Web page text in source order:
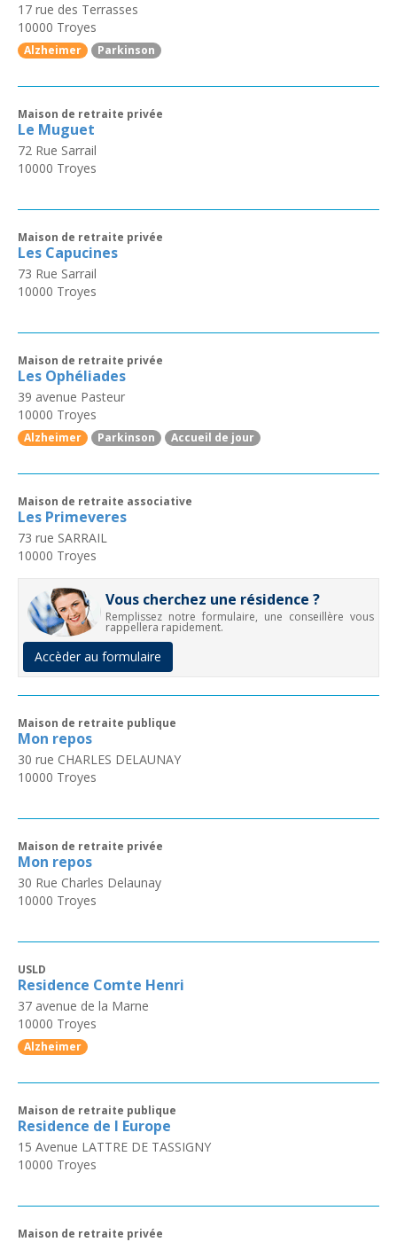
17 rue des Terrasses
10000 Troyes
Alzheimer Parkinson
Maison de retraite privée
Le Muguet
72 Rue Sarrail
10000 Troyes
Maison de retraite privée
Les Capucines
73 Rue Sarrail
10000 Troyes
Maison de retraite privée
Les Ophéliades
39 avenue Pasteur
10000 Troyes
Alzheimer Parkinson Accueil de jour
Maison de retraite associative
Les Primeveres
73 rue SARRAIL
10000 Troyes
Vous cherchez une résidence ?
Remplissez notre formulaire, une conseillère vous
rappellera rapidement.
Accèder au formulaire
Maison de retraite publique
Mon repos
30 rue CHARLES DELAUNAY
10000 Troyes
Maison de retraite privée
Mon repos
30 Rue Charles Delaunay
10000 Troyes
USLD
Residence Comte Henri
37 avenue de la Marne
10000 Troyes
Alzheimer
Maison de retraite publique
Residence de l Europe
15 Avenue LATTRE DE TASSIGNY
10000 Troyes
Maison de retraite privée